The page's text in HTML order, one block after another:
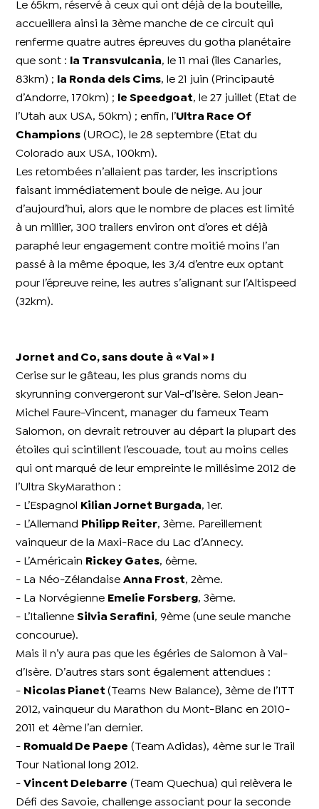
Le 65km, réservé à ceux qui ont déjà de la bouteille,
accueillera ainsi la 3ème manche de ce circuit qui
renferme quatre autres épreuves du gotha planétaire
que sont :
la Transvulcania, le 11 mai (îles Canaries,
83km) ;
la Ronda dels Cims, le 21 juin (Principauté
d’Andorre, 170km) ;
le Speedgoat, le 27 juillet (Etat de
l’Utah aux USA, 50km) ; enfin, l’Ultra Race Of
Champions (UROC), le 28 septembre (Etat du
Colorado aux USA, 100km).
Les retombées n’allaient pas tarder, les inscriptions
faisant immédiatement boule de neige. Au jour
d’aujourd’hui, alors que le nombre de places est limité
à un millier, 300 trailers environ ont d’ores et déjà
paraphé leur engagement contre moitié moins l’an
passé à la même époque, les 3/4 d’entre eux optant
pour l’épreuve reine, les autres s’alignant sur l’Altispeed
(32km).
Jornet and Co, sans doute à « Val » !
Cerise sur le gâteau, les plus grands noms du
skyrunning convergeront sur Val-d’Isère. Selon Jean-
Michel Faure-Vincent, manager du fameux Team
Salomon, on devrait retrouver au départ la plupart des
étoiles qui scintillent l’escouade, tout au moins celles
qui ont marqué de leur empreinte le millésime 2012 de
l’Ultra SkyMarathon :
- L’Espagnol
Kilian Jornet Burgada, 1er.
- L’Allemand
Philipp Reiter, 3ème. Pareillement
vainqueur de la Maxi-Race du Lac d’Annecy.
- L’Américain
Rickey Gates, 6ème.
- La Néo-ZélandaiseAnna Frost, 2ème.
- La Norvégienne Emelie Forsberg, 3ème.
- L’ItalienneSilvia Serafini, 9ème (une seule manche
concourue).
Mais il n’y aura pas que les égéries de Salomon à Val-
d’Isère. D’autres stars sont également attendues :
- Nicolas Pianet(Teams New Balance), 3ème de l’ITT
2012, vainqueur du Marathon du Mont-Blanc en 2010-
2011 et 4ème l’an dernier.
- Romuald De Paepe (Team Adidas), 4ème sur le Trail
Tour National long 2012.
-Vincent Delebarre (Team Quechua) qui relèvera le
Défi des Savoie, challenge associant pour la seconde